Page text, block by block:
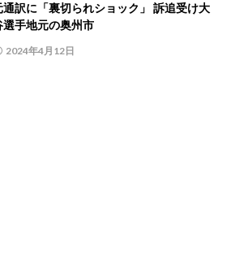
通訳に「裏切られショック」 訴追受け大
選手地元の奥州市
2024年4月12日